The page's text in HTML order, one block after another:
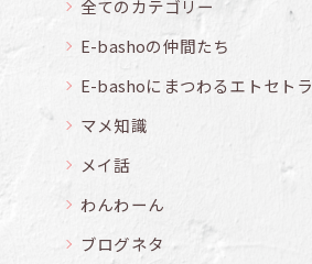
全てのカテゴリー
E-bashoの仲間たち
E-bashoにまつわるエトセトラ
マメ知識
メイ話
わんわーん
ブログネタ